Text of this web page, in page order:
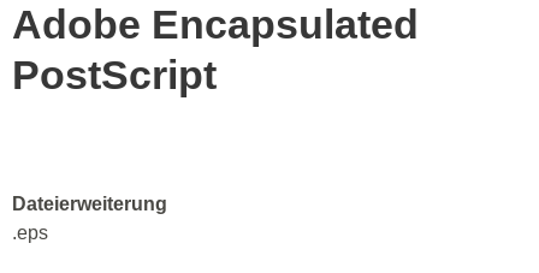
Adobe Encapsulated
PostScript
Dateierweiterung
.eps